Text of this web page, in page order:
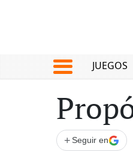
JUEGOS
+ Seguir en